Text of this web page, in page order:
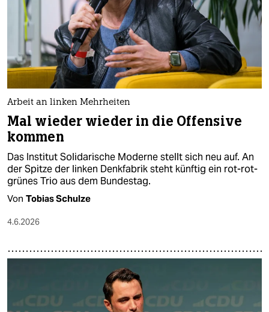
Arbeit an linken Mehrheiten
Mal wieder wieder in die Offensive
kommen
Das Institut Solidarische Moderne stellt sich neu auf. An
der Spitze der linken Denkfabrik steht künftig ein rot-rot-
grünes Trio aus dem Bundestag.
Von Tobias Schulze
4.6.2026